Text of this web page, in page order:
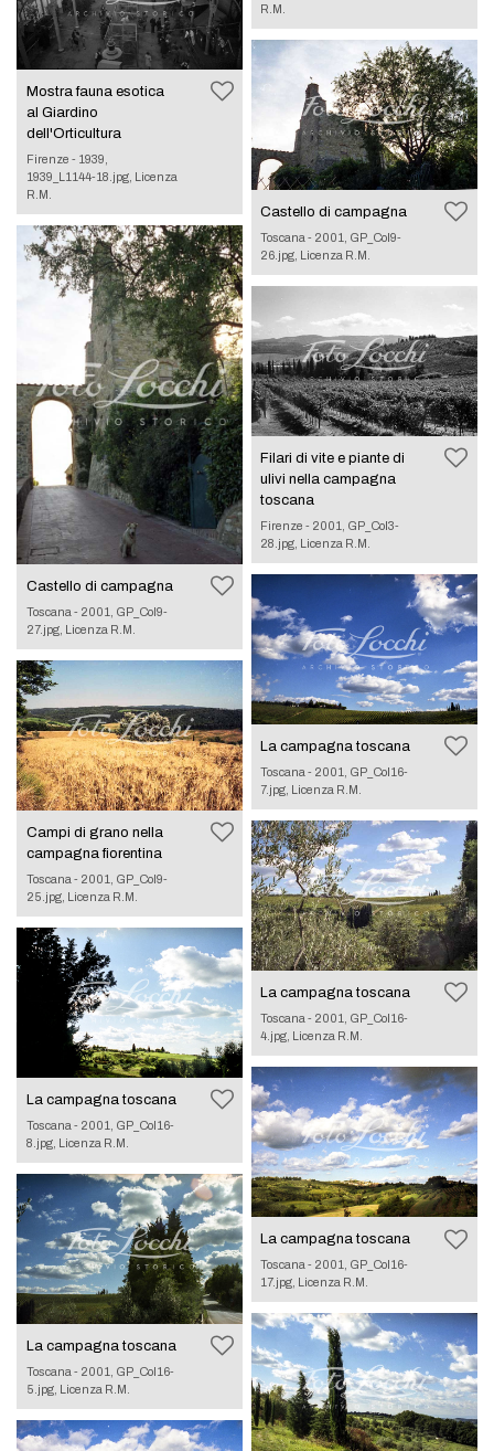
Mostra fauna esotica
al Giardino
dell'Orticultura
Firenze - 1939,
1939_L1144-18.jpg, Licenza
R.M.
Castello di campagna
Toscana - 2001, GP_Col9-
27.jpg, Licenza R.M.
Campi di grano nella
campagna fiorentina
Toscana - 2001, GP_Col9-
25.jpg, Licenza R.M.
La campagna toscana
Toscana - 2001, GP_Col16-
8.jpg, Licenza R.M.
La campagna toscana
Toscana - 2001, GP_Col16-
5.jpg, Licenza R.M.
R.M.
Castello di campagna
Toscana - 2001, GP_Col9-
26.jpg, Licenza R.M.
Filari di vite e piante di
ulivi nella campagna
toscana
Firenze - 2001, GP_Col3-
28.jpg, Licenza R.M.
La campagna toscana
Toscana - 2001, GP_Col16-
7.jpg, Licenza R.M.
La campagna toscana
Toscana - 2001, GP_Col16-
4.jpg, Licenza R.M.
La campagna toscana
Toscana - 2001, GP_Col16-
17.jpg, Licenza R.M.